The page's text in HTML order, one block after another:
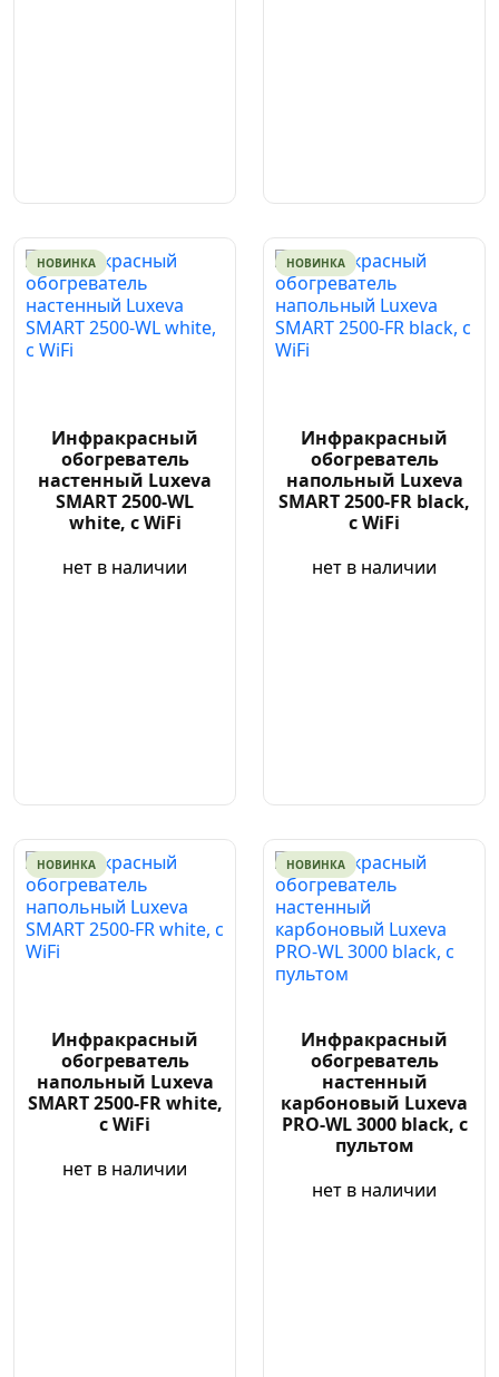
НОВИНКА
Инфракрасный
обогреватель
настенный Luxeva
SMART 2500-WL
white, с WiFi
нет в наличии
НОВИНКА
Инфракрасный
обогреватель
напольный Luxeva
SMART 2500-FR black,
с WiFi
нет в наличии
НОВИНКА
Инфракрасный
обогреватель
напольный Luxeva
SMART 2500-FR white,
с WiFi
нет в наличии
НОВИНКА
Инфракрасный
обогреватель
настенный
карбоновый Luxeva
PRO-WL 3000 black, с
пультом
нет в наличии